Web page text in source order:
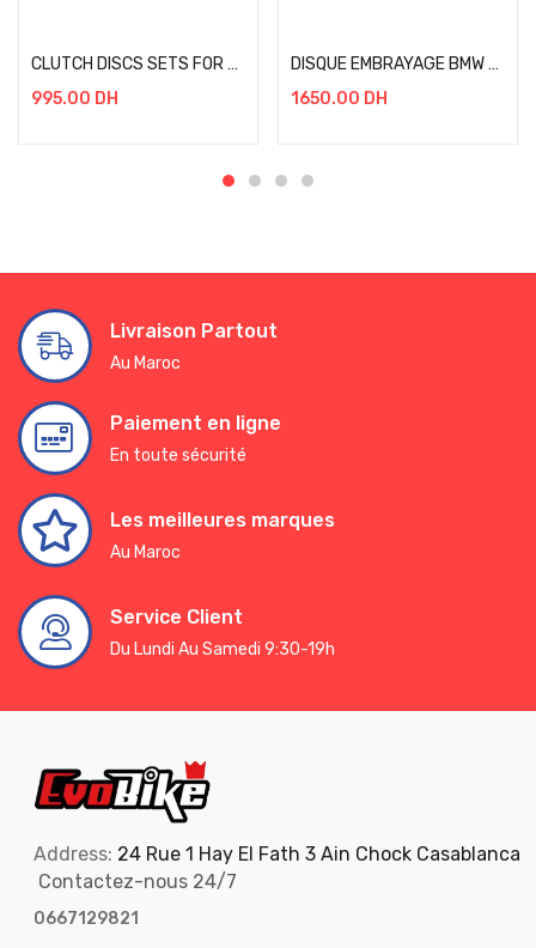
CLUTCH DISCS SETS FOR KAWASAKI Z(SERIES)-ZX6R(SERIES)
995.00 DH
DISQUE EMBRAYAGE BMW 1200/1250
1650.00 DH
Livraison Partout
Au Maroc
Paiement en ligne
En toute sécurité
Les meilleures marques
Au Maroc
Service Client
Du Lundi Au Samedi 9:30-19h
Address: 24 Rue 1 Hay El Fath 3 Ain Chock Casablanca
Contactez-nous 24/7
0667129821